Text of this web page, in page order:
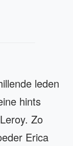
leden
hints
Zo
Erica